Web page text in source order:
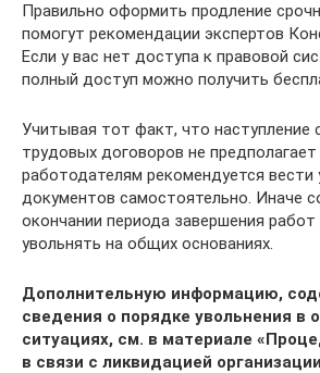
Правильно оформить продление
помогут рекомендации экспертов
Если у вас нет доступа к правовой
полный доступ можно получить
Учитывая тот факт, что наступление
трудовых договоров не предполагает
работодателям рекомендуется вести
документов самостоятельно. Иначе
окончании периода завершения работ
увольнять на общих основаниях.
Дополнительную информацию,
сведения о порядке увольнения в
ситуациях, см. в материале
в связи с ликвидацией